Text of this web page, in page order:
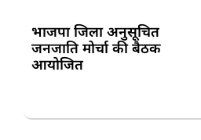
भाजपा जिला अनुसूचित
जनजाति मोर्चा की बैठक
आयोजित